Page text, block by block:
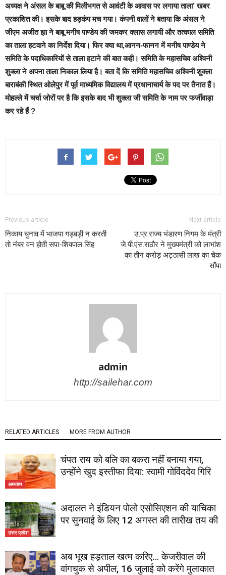
अध्यक्ष ने अंसल के बाबू की मिलीभगत से आवंटी के आवास पर लगाया ताला’खबर
प्रकाशित की। इसके बाद हड़कंप मच गया। कंपनी वालों ने बताया कि अंसल ने
जीएम अजीत झा ने बाबू मनीष पाण्डेय की जमकर क्लास लगायी और तत्काल समिति
का ताला हटवाने का निर्देश दिया। फिर क्या था,आनन-फानन में मनीष पाण्डेय ने
समिति के पदाधिकारियों से ताला हटाने की बात कही। समिति केमहासचिव अश्विनी
शुक्ला ने अपना ताला निकाल लिया है। बता दें किसमिति महासचिव अश्विनी शुक्ला
बाराबंकी स्थित ओलेपुर में पूर्व माध्यमिक विद्यालय में प्रधानाचार्य के पद पर तैनात हैं।
मोहल्ले में चर्चा जोरों पर है कि इसके बाद भी शुक्ला जी समिति के नाम पर फर्जीवाड़ा
कर रहे हैं ?
Previous article
निकाय चुनाव में भाजपा गड़बड़ी न करती
तो नंबर वन होती सपा-शिवपाल सिंह
Next article
उ.प्र.राज्य भंडारण निगम के मंत्री
जे.पी.एस.राठौर ने मुख्यमंत्री को लाभांश
का तीन करोड़ अट्ठासी लाख का चेक
सौंपा
admin
http://sailehar.com
RELATED ARTICLES MORE FROM AUTHOR
अध्यात्म
चंपत राय को बलि का बकरा नहीं बनाया गया,
उन्होंने खुद इस्तीफा दिया: स्वामी गोविंददेव गिरि
उत्तर प्रदेश
अदालत ने इंडियन पोलो एसोसिएशन की याचिका
पर सुनवाई के लिए 12 अगस्त की तारीख तय की
अब भूख हड़ताल खत्म करिए… केजरीवाल की
वांगचुक से अपील, 16 जुलाई को करेंगे मुलाकात